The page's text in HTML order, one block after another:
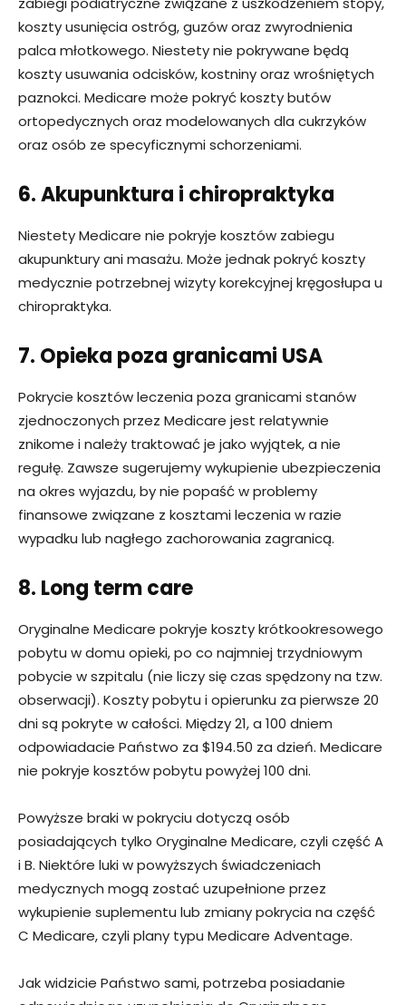
koszty usunięcia ostróg, guzów oraz zwyrodnienia
palca młotkowego. Niestety nie pokrywane będą
koszty usuwania odcisków, kostniny oraz wrośniętych
paznokci. Medicare może pokryć koszty butów
ortopedycznych oraz modelowanych dla cukrzyków
oraz osób ze specyficznymi schorzeniami.
6. Akupunktura i chiropraktyka
Niestety Medicare nie pokryje kosztów zabiegu
akupunktury ani masażu. Może jednak pokryć koszty
medycznie potrzebnej wizyty korekcyjnej kręgosłupa u
chiropraktyka.
7. Opieka poza granicami USA
Pokrycie kosztów leczenia poza granicami stanów
zjednoczonych przez Medicare jest relatywnie
znikome i należy traktować je jako wyjątek, a nie
regułę. Zawsze sugerujemy wykupienie ubezpieczenia
na okres wyjazdu, by nie popaść w problemy
finansowe związane z kosztami leczenia w razie
wypadku lub nagłego zachorowania zagranicą.
8. Long term care
Oryginalne Medicare pokryje koszty krótkookresowego
pobytu w domu opieki, po co najmniej trzydniowym
pobycie w szpitalu (nie liczy się czas spędzony na tzw.
obserwacji). Koszty pobytu i opierunku za pierwsze 20
dni są pokryte w całości. Między 21, a 100 dniem
odpowiadacie Państwo za $194.50 za dzień. Medicare
nie pokryje kosztów pobytu powyżej 100 dni.
Powyższe braki w pokryciu dotyczą osób
posiadających tylko Oryginalne Medicare, czyli część A
i B. Niektóre luki w powyższych świadczeniach
medycznych mogą zostać uzupełnione przez
wykupienie suplementu lub zmiany pokrycia na część
C Medicare, czyli plany typu Medicare Adventage.
Jak widzicie Państwo sami, potrzeba posiadanie